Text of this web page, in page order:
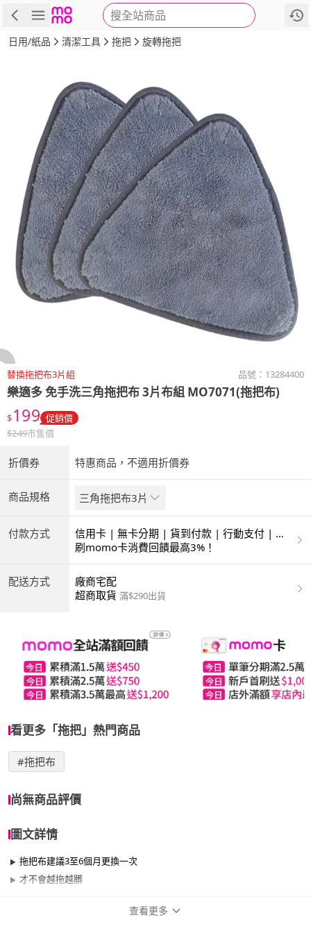
搜全站商品
商品 評價 詳情
日用/紙品 清潔工具 拖把 旋轉拖把
替換拖把布3片組 品號： 13284400
樂適多免手洗三角拖把布 3片布組 MO7071(拖把布)
$199 促銷價
$249市售價
折價券 特惠商品，不適用折價券
商品規格 三角拖把布3片
付款方式
信用卡 | 無卡分期 | 貨到付款 | 行動支付 | 超
商付款 | ATM | 銀聯卡
刷momo卡消費回饋最高3%！
配送方式
廠商宅配
超商取貨 滿$290出貨
看更多「拖把」熱門商品
#拖把布
尚無商品評價
圖文詳情
拖把布建議3至6個月更換一次
才不會越拖越髒
查看更多